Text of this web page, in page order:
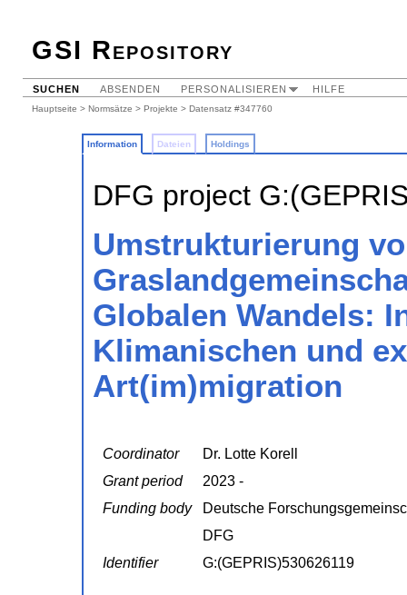
GSI Repository
SUCHEN ABSENDEN PERSONALISIEREN HILFE
Hauptseite > Normsätze > Projekte > Datensatz #347760
Information Dateien Holdings
DFG project
Umstrukturierung
Globalen Wandels:
Klimanischen und
Art(im)migration
Coordinator
Dr. Lotte Korell
Grant period
2023 -
Funding body
Deutsche
DFG
Identifier
G:(GEPRIS)530626119